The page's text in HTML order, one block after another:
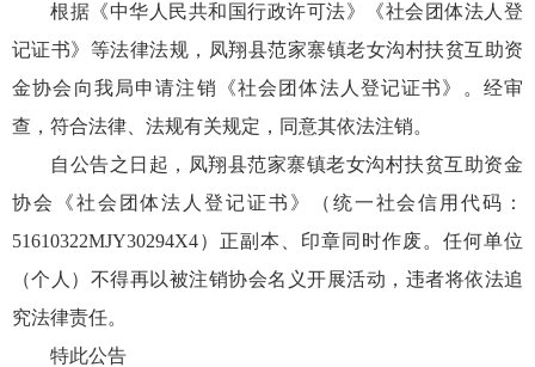
根据《中华人民共和国行政许可法》《社会团体法人登
记证书》等法律法规，凤翔县范家寨镇老女沟村扶贫互助资
金协会向我局申请注销《社会团体法人登记证书》。经审
查，符合法律、法规有关规定，同意其依法注销。
自公告之日起，凤翔县范家寨镇老女沟村扶贫互助资金
协会《社会团体法人登记证书》（统一社会信用代码：
51610322MJY30294X4）正副本、印章同时作废。任何单位
（个人）不得再以被注销协会名义开展活动，违者将依法追
究法律责任。
特此公告